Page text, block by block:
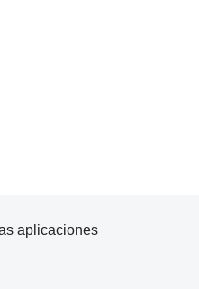
aplicaciones